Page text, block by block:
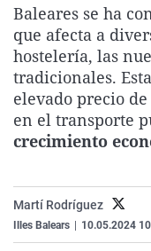
Baleares se ha
que afecta a
hostelería, las
tradicionales.
elevado precio
en el transporte
crecimiento
Martí Rodríguez
Illes Balears 10.05.2024